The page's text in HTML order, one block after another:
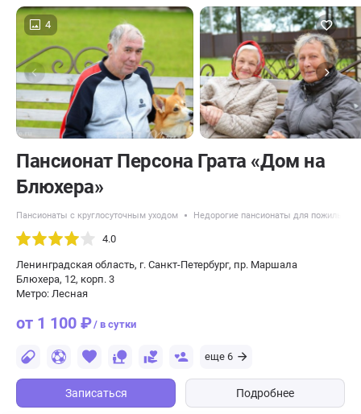
4
Пансионат Персона Грата «Дом на
Блюхера»
Пансионаты с круглосуточным уходом Недорогие пансионаты для пожилых
4.0
Ленинградская область, г. Санкт-Петербург, пр. Маршала
Блюхера, 12, корп. 3
Метро: Лесная
от 1 100 ₽/ в сутки
еще 6
Записаться Подробнее